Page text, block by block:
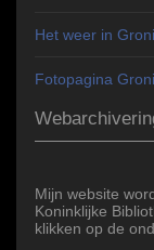
Het weer in
Fotopagina
Mijn website
Koninklijke
klikken op de